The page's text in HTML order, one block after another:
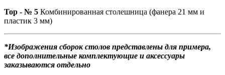
Top - № 5 Комбинированная столешница (фанера 21 мм и
пластик 3 мм)
*Изображения сборок столов представлены для примера,
все дополнительные комплектующие и аксессуары
заказываются отдельно